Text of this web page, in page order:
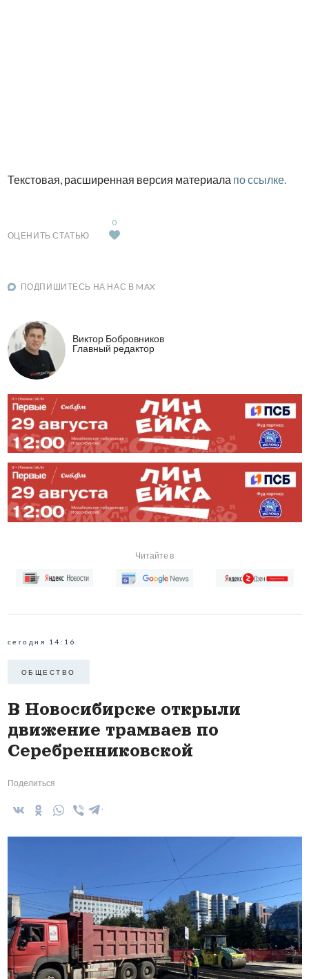
Текстовая, расширенная версия материала по ссылке.
ОЦЕНИТЬ СТАТЬЮ
0
ПОДПИШИТЕСЬ НА НАС В MAX
Виктор Бобровников
Главный редактор
Читайте в
сегодня 14:16
ОБЩЕСТВО
В Новосибирске открыли
движение трамваев по
Серебренниковской
Поделиться